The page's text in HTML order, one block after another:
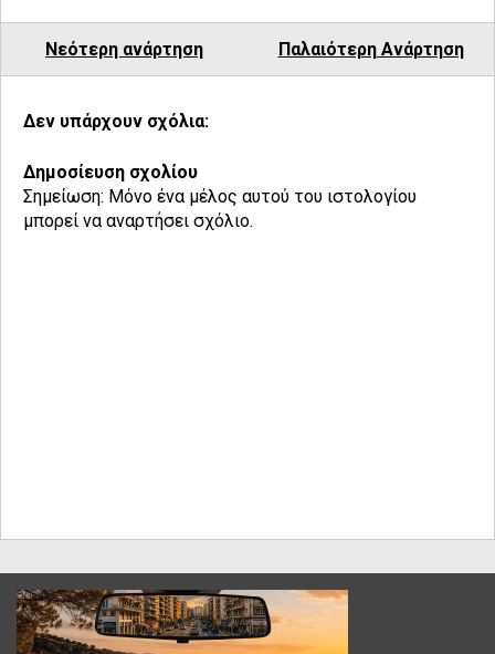
Νεότερη ανάρτηση Παλαιότερη Ανάρτηση
Δεν υπάρχουν σχόλια:
Δημοσίευση σχολίου
Σημείωση: Μόνο ένα μέλος αυτού του ιστολογίου
μπορεί να αναρτήσει σχόλιο.